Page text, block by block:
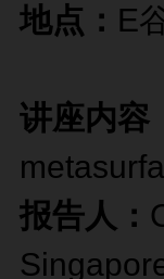
地点： E
讲座内容
报告人：